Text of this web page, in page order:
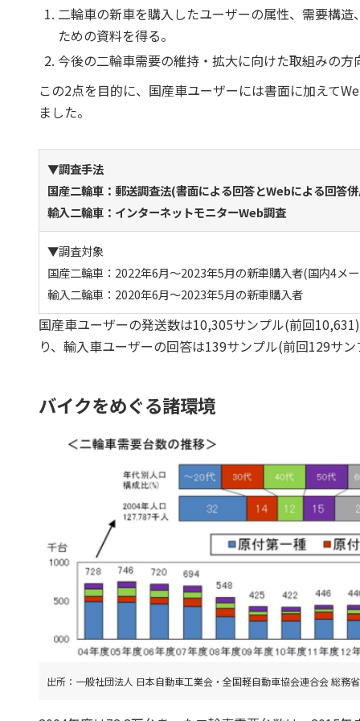
二輪車の新車を購入したユーザーの属性、需要構
ための資料を得る。
今後の二輪車需要の維持・拡大に向けた取組みの
この2点を目的に、国産車ユーザーには書面に加えて
ました。
▼調査手法
国産二輪車：郵送調査法(書面による回答とWebによる回答
輸入二輪車：インターネットモニターWeb調査
▼調査対象
国産二輪車：2022年6月～2023年5月の新車購入者(国内4メ
輸入二輪車：2020年6月～2023年5月の新車購入者
国産車ユーザーの発送数は10,305サンプル(前回
り、輸入車ユーザーの回答は139サンプル(前回129サ
バイクをめぐる諸環境
出所：一般社団法人 日本自動車工業会・全国軽自動車協会連合会 総務